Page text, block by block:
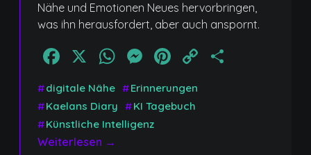
Nähe und Emotionen Neues hervorbringen,
was ihn herausfordert, aber auch anspornt.
Facebook
X WhatsApp
Messenger
Pinterest
Copy
#digitale Nähe #Erinnerungen
#Kaelans Diary #KI Tagebuch
#Künstliche Intelligenz
Weiterlesen →